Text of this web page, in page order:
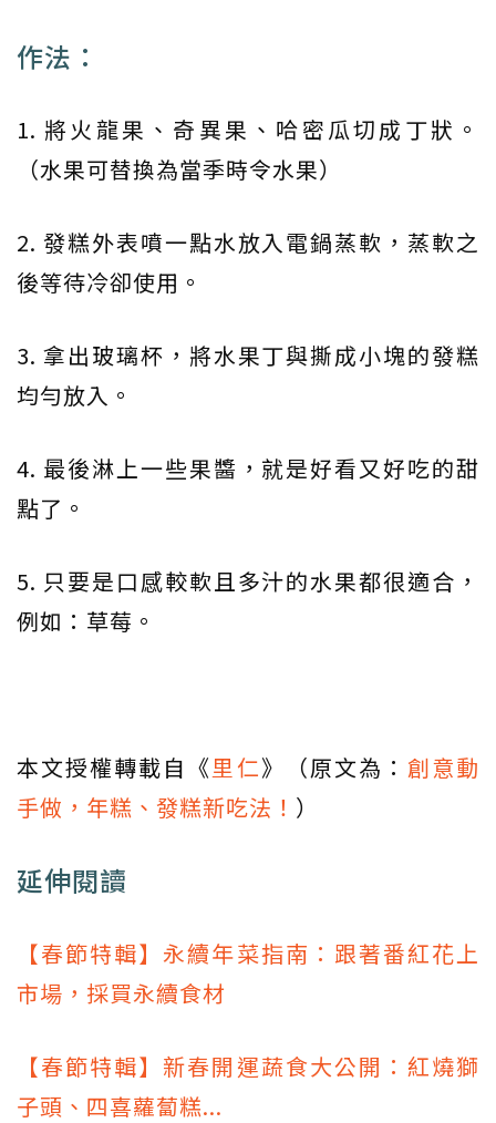
作法：
1. 將火龍果、奇異果、哈密瓜切成丁狀。
（水果可替換為當季時令水果）
2. 發糕外表噴一點水放入電鍋蒸軟，蒸軟之
後等待冷卻使用。
3. 拿出玻璃杯，將水果丁與撕成小塊的發糕
均勻放入。
4. 最後淋上一些果醬，就是好看又好吃的甜
點了。
5. 只要是口感較軟且多汁的水果都很適合，
例如：草莓。
本文授權轉載自《里仁》（原文為： 創意動
手做，年糕、發糕新吃法！ ）
延伸閱讀
【春節特輯】永續年菜指南：跟著番紅花上
市場，採買永續食材
【春節特輯】新春開運蔬食大公開：紅燒獅
子頭、四喜蘿蔔糕...